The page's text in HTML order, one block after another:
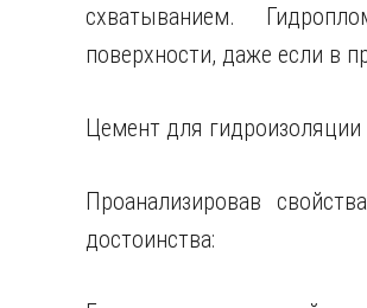
схватыванием.
поверхности, даже если в
Цемент для гидроизоляции
Проанализировав
достоинства: